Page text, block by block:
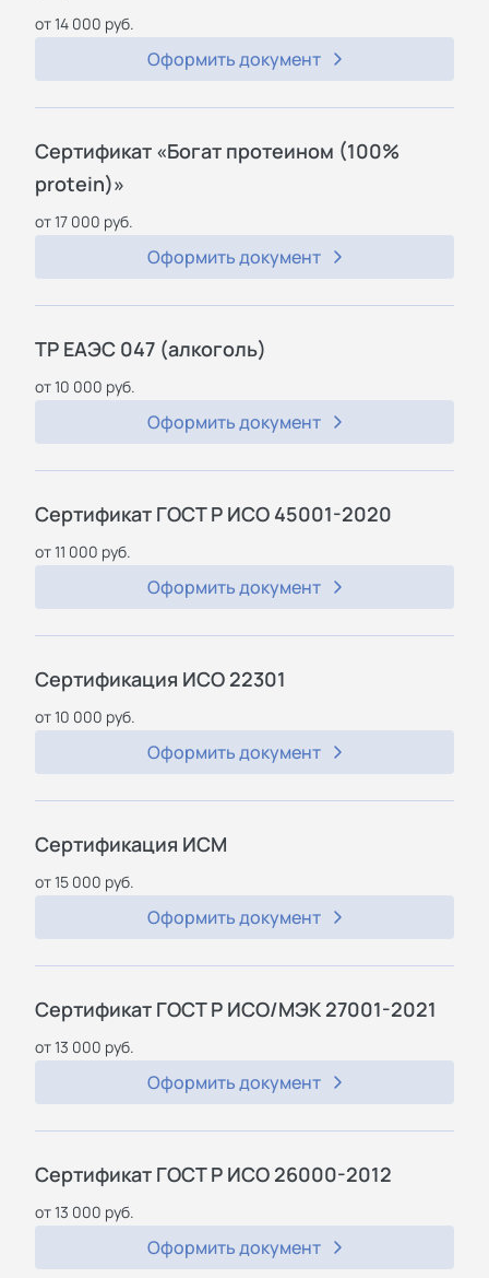
от 14 000 руб.
Оформить документ
Сертификат «Богат протеином (100%
protein)»
от 17 000 руб.
Оформить документ
ТР ЕАЭС 047 (алкоголь)
от 10 000 руб.
Оформить документ
Сертификат ГОСТ Р ИСО 45001-2020
от 11 000 руб.
Оформить документ
Сертификация ИСО 22301
от 10 000 руб.
Оформить документ
Сертификация ИСМ
от 15 000 руб.
Оформить документ
Сертификат ГОСТ Р ИСО/МЭК 27001-2021
от 13 000 руб.
Оформить документ
Сертификат ГОСТ Р ИСО 26000-2012
от 13 000 руб.
Оформить документ